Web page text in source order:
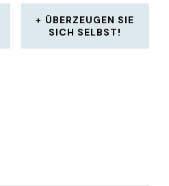
ÜBERZEUGEN SIE
SICH SELBST!